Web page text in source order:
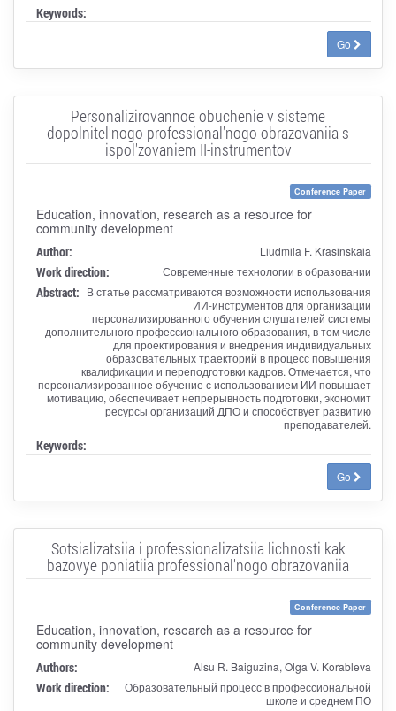
Keywords:
Go
Personalizirovannoe obuchenie v sisteme
dopolnitel'nogo professional'nogo obrazovaniia s
ispol'zovaniem II-instrumentov
Conference Paper
Education, innovation, research as a resource for
community development
Author: Liudmila F. Krasinskaia
Work direction: Современные технологии в образовании
Abstract: В статье рассматриваются возможности использования
ИИ-инструментов для организации
персонализированного обучения слушателей системы
дополнительного профессионального образования, в том числе
для проектирования и внедрения индивидуальных
образовательных траекторий в процесс повышения
квалификации и переподготовки кадров. Отмечается, что
персонализированное обучение с использованием ИИ повышает
мотивацию, обеспечивает непрерывность подготовки, экономит
ресурсы организаций ДПО и способствует развитию
преподавателей.
Keywords:
Go
Sotsializatsiia i professionalizatsiia lichnosti kak
bazovye poniatiia professional'nogo obrazovaniia
Conference Paper
Education, innovation, research as a resource for
community development
Authors: Alsu R. Baiguzina, Olga V. Korableva
Work direction:
Образовательный процесс в профессиональной
школе и среднем ПО